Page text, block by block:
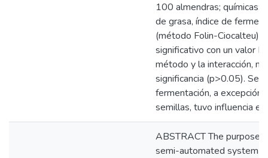
100 almendras; químicas:
de grasa, índice de
(método Folin-Ciocalteu).
significativo con un valor
método y la interacción,
significancia (p>0.05). Se
fermentación, a
semillas, tuvo influencia
ABSTRACT The purpose
semi-automated system